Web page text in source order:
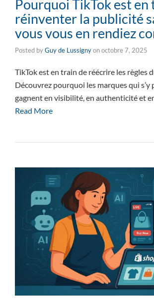
Pourquoi TikTok est en
réinventer la publicité
vous vous en rendiez
Posted byGuy de Lussignyonoctobre 7, 2025
TikTok est en train de réécrire les règles
Découvrez pourquoi les marques qui s’y
gagnent en visibilité, en authenticité et
Read More